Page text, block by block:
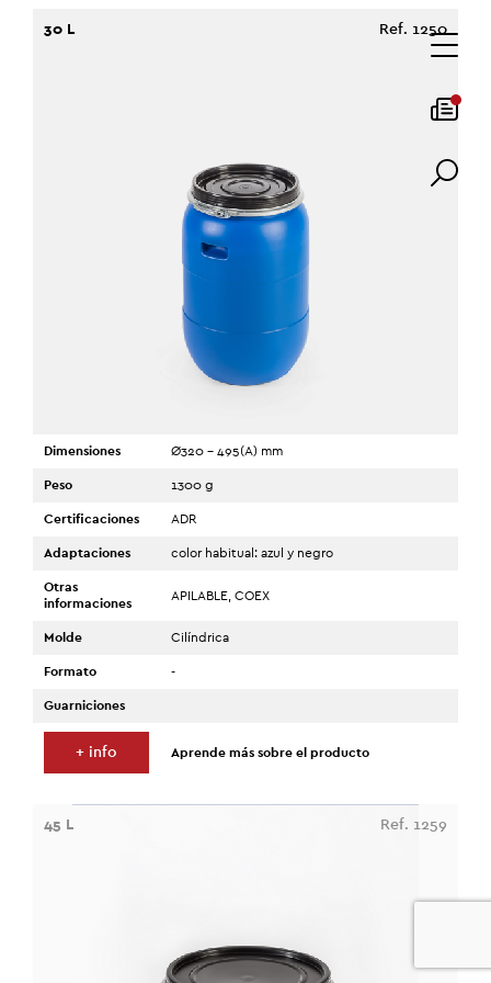
0
30 L Ref. 1250
Dimensiones Ø320 - 495(A) mm
Peso 1300 g
Certificaciones ADR
Adaptaciones color habitual: azul y negro
Otras
informaciones
APILABLE, COEX
Molde Cilíndrica
Formato -
Guarniciones
+ info Aprende más sobre el producto
45 L Ref. 1259